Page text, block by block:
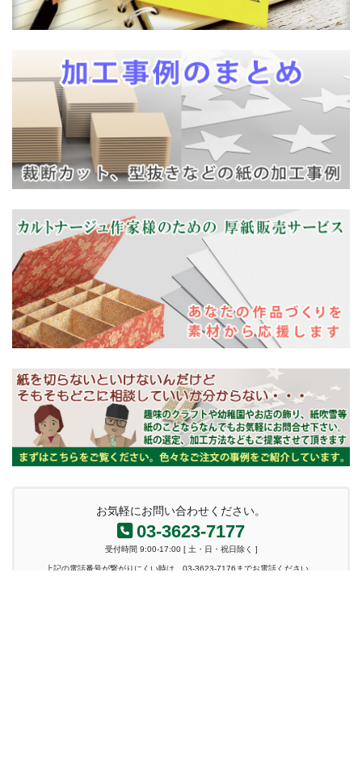
お気軽にお問い合わせください。
03-3623-7177
受付時間 9:00-17:00 [ 土・日・祝日除く ]
上記の電話番号が繋がりにくい時は、03-3623-7176までお電話ください。